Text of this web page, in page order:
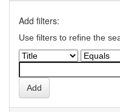
Add filters:
Use filters to refine the